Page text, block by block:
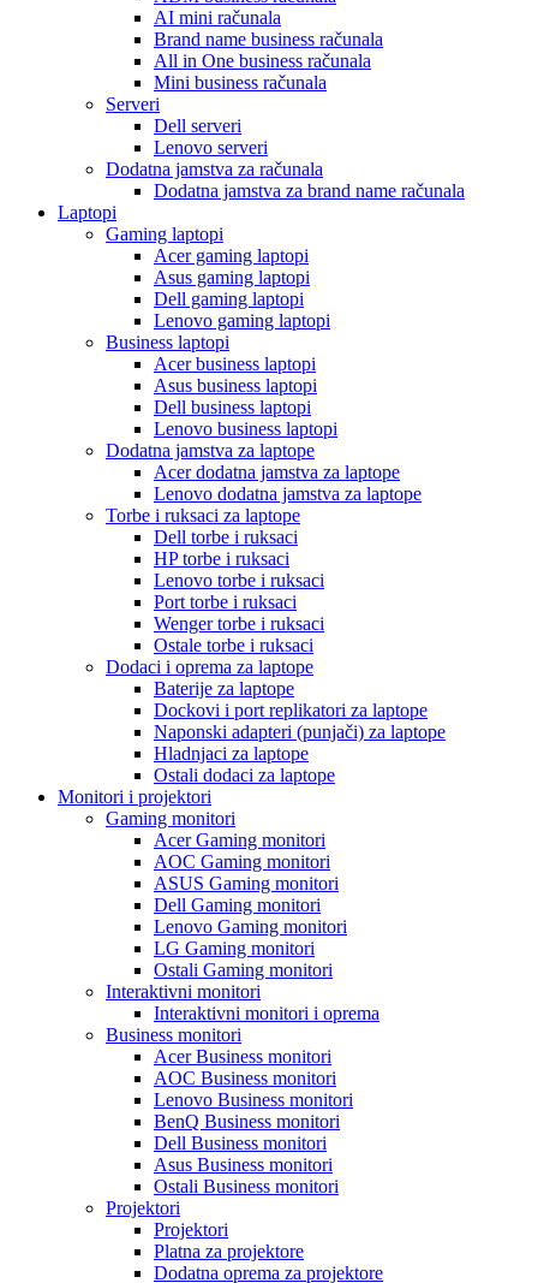
AI mini računala
Brand name business računala
All in One business računala
Mini business računala
Serveri
Dell serveri
Lenovo serveri
Dodatna jamstva za računala
Dodatna jamstva za brand name računala
Laptopi
Gaming laptopi
Acer gaming laptopi
Asus gaming laptopi
Dell gaming laptopi
Lenovo gaming laptopi
Business laptopi
Acer business laptopi
Asus business laptopi
Dell business laptopi
Lenovo business laptopi
Dodatna jamstva za laptope
Acer dodatna jamstva za laptope
Lenovo dodatna jamstva za laptope
Torbe i ruksaci za laptope
Dell torbe i ruksaci
HP torbe i ruksaci
Lenovo torbe i ruksaci
Port torbe i ruksaci
Wenger torbe i ruksaci
Ostale torbe i ruksaci
Dodaci i oprema za laptope
Baterije za laptope
Dockovi i port replikatori za laptope
Naponski adapteri (punjači) za laptope
Hladnjaci za laptope
Ostali dodaci za laptope
Monitori i projektori
Gaming monitori
Acer Gaming monitori
AOC Gaming monitori
ASUS Gaming monitori
Dell Gaming monitori
Lenovo Gaming monitori
LG Gaming monitori
Ostali Gaming monitori
Interaktivni monitori
Interaktivni monitori i oprema
Business monitori
Acer Business monitori
AOC Business monitori
Lenovo Business monitori
BenQ Business monitori
Dell Business monitori
Asus Business monitori
Ostali Business monitori
Projektori
Projektori
Platna za projektore
Dodatna oprema za projektore